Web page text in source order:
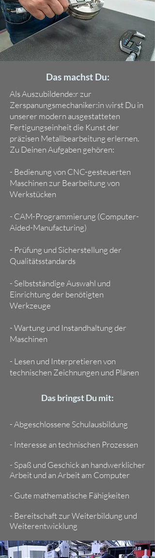
Das machst Du:
Als Auszubildende:r zur
Zerspanungsmechaniker:in wirst Du in
unserer modern ausgestatteten
Fertigungseinheit die Kunst der
präzisen Metallbearbeitung erlernen.
Zu Deinen Aufgaben gehören:
​- Bedienung von CNC-gesteuerten
Maschinen zur Bearbeitung von
Werkstücken
- CAM-Programmierung (Computer-
Aided-Manufacturing)
- Prüfung und Sicherstellung der
Qualitätsstandards
- Selbstständige Auswahl und
Einrichtung der benötigten
Werkzeuge
- Wartung und Instandhaltung der
Maschinen
- Lesen und Interpretieren von
technischen Zeichnungen und Plänen
Das bringst Du mit:
- Abgeschlossene Schulausbildung
- Interesse an technischen Prozessen
- Spaß und Geschick an handwerklicher
Arbeit und an Arbeit am Computer
- Gute mathematische Fähigkeiten
- Bereitschaft zur Weiterbildung und
Weiterentwicklung